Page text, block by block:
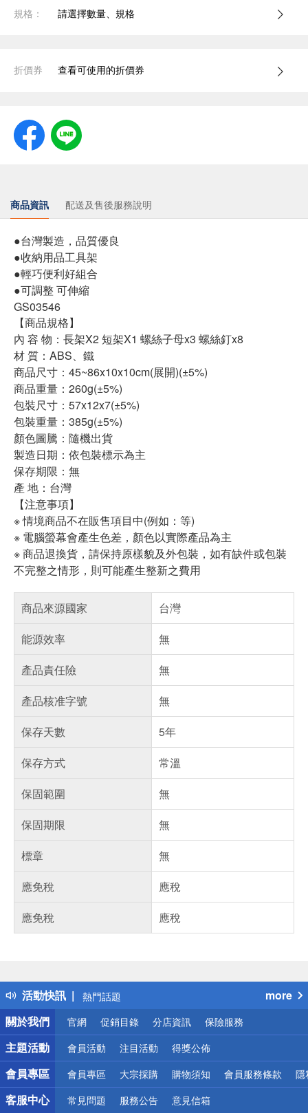
規格： 請選擇數量、規格
折價券 查看可使用的折價券
商品資訊 配送及售後服務說明
●台灣製造，品質優良
●收納用品工具架
●輕巧便利好組合
●可調整 可伸縮
GS03546
【商品規格】
內 容 物：長架X2 短架X1 螺絲子母x3 螺絲釘x8
材 質：ABS、鐵
商品尺寸：45~86x10x10cm(展開)(±5%)
商品重量：260g(±5%)
包裝尺寸：57x12x7(±5%)
包裝重量：385g(±5%)
顏色圖騰：隨機出貨
製造日期：依包裝標示為主
保存期限：無
產 地：台灣
【注意事項】
※ 情境商品不在販售項目中(例如：等)
※ 電腦螢幕會產生色差，顏色以實際產品為主
※ 商品退換貨，請保持原樣貌及外包裝，如有缺件或包裝
不完整之情形，則可能產生整新之費用
商品來源國家
台灣
能源效率
無
產品責任險
無
產品核准字號
無
保存天數
5年
保存方式
常溫
保固範圍
無
保固期限
無
標章
無
應免稅
應稅
應免稅
應稅
活動快訊
得獎公告
熱門話題
銀行優惠
偏遠地區配送
詐騙網頁！請小心！
more
關於我們
官網 促銷目錄 分店資訊 保險服務
主題活動 會員活動 注目活動 得獎公佈
會員專區 會員專區 大宗採購 購物須知 會員服務條款 隱
客服中心 常見問題 服務公告 意見信箱